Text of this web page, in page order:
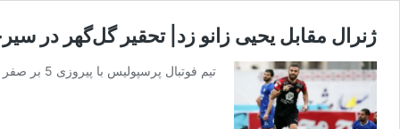
ژنرال مقابل یحیی زانو زد| تحقیر گل‌گهر در
تیم فوتبال پرسپولیس با پیروزی 5 بر صفر مقابل گل‌گهر سیرجان عنوان قهرمانی نیم فصل را کسب کرد.